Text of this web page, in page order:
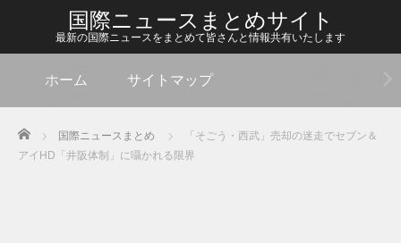
国際ニュースまとめサイト
最新の国際ニュースをまとめて皆さんと情報共有いたします
ホーム サイトマップ
Home 国際ニュースまとめ
「そごう・西武」売却の迷走でセブン＆
アイHD「井阪体制」に囁かれる限界